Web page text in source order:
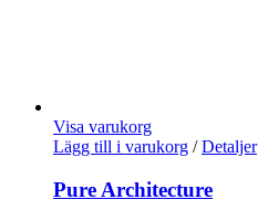
Visa varukorg
Lägg till i varukorg / Detaljer
Pure Architecture